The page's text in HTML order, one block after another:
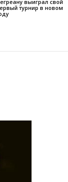
выиграл свой
турнир в новом